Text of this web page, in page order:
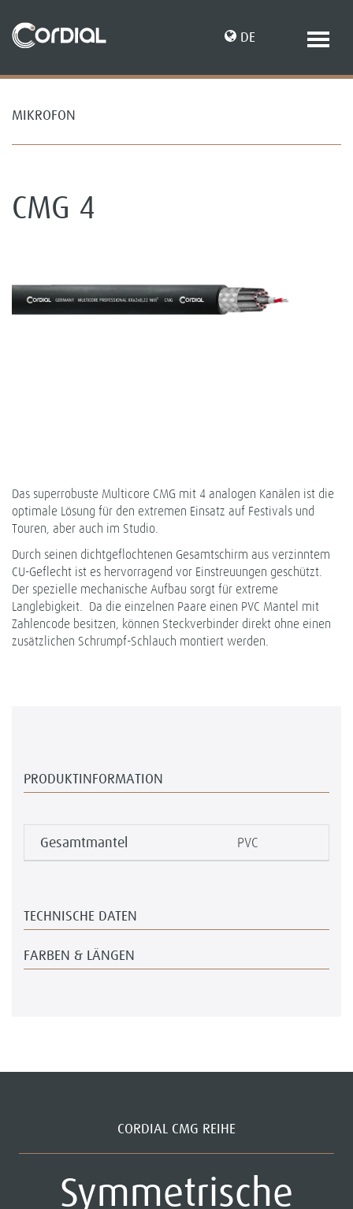
DE
MIKROFON
CMG 4
Das superrobuste Multicore CMG mit 4 analogen Kanälen ist die
optimale Lösung für den extremen Einsatz auf Festivals und
Touren, aber auch im Studio.
Durch seinen dichtgeflochtenen Gesamtschirm aus verzinntem
CU-Geflecht ist es hervorragend vor Einstreuungen geschützt.
Der spezielle mechanische Aufbau sorgt für extreme
Langlebigkeit. Da die einzelnen Paare einen PVC Mantel mit
Zahlencode besitzen, können Steckverbinder direkt ohne einen
zusätzlichen Schrumpf-Schlauch montiert werden.
PRODUKTINFORMATION
Gesamtmantel PVC
TECHNISCHE DATEN
FARBEN & LÄNGEN
CORDIAL CMG REIHE
Symmetrische